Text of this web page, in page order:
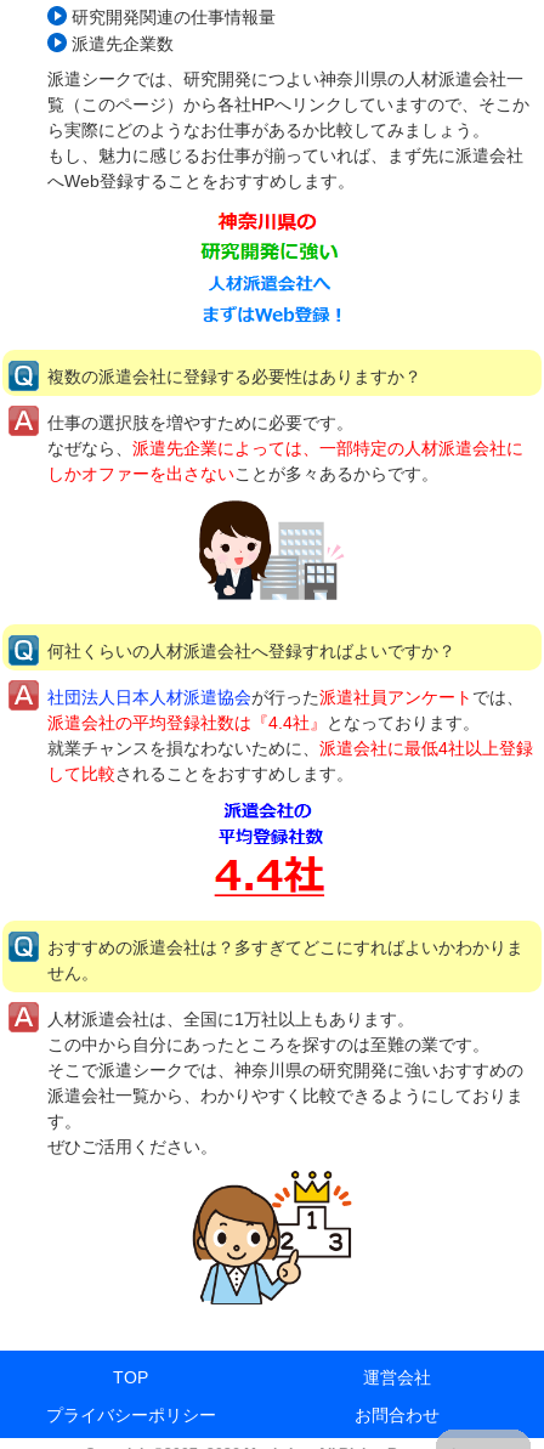
研究開発関連の仕事情報量
派遣先企業数
派遣シークでは、研究開発につよい神奈川県の人材派遣会社一
覧（このページ）から各社HPへリンクしていますので、そこか
ら実際にどのようなお仕事があるか比較してみましょう。
もし、魅力に感じるお仕事が揃っていれば、まず先に派遣会社
へWeb登録することをおすすめします。
複数の派遣会社に登録する必要性はありますか？
仕事の選択肢を増やすために必要です。
なぜなら、 派遣先企業によっては、一部特定の人材派遣会社に
しかオファーを出さないことが多々あるからです。
何社くらいの人材派遣会社へ登録すればよいですか？
社団法人日本人材派遣協会が行った派遣社員アンケート では、
派遣会社の平均登録社数は『4.4社』
となっております。
就業チャンスを損なわないために、 派遣会社に最低4社以上登録
して比較されることをおすすめします。
おすすめの派遣会社は？多すぎてどこにすればよいかわかりま
せん。
人材派遣会社は、全国に1万社以上もあります。
この中から自分にあったところを探すのは至難の業です。
そこで派遣シークでは、神奈川県の研究開発に強いおすすめの
派遣会社一覧から、わかりやすく比較できるようにしておりま
す。
ぜひご活用ください。
TOP
運営会社
プライバシーポリシー
お問合わせ